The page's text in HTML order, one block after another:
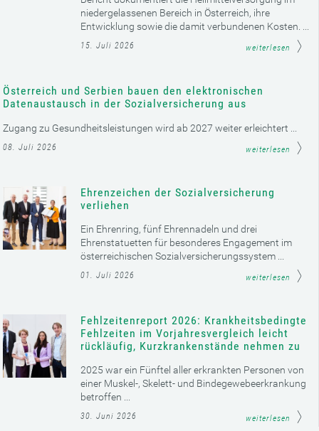
niedergelassenen Bereich in Österreich, ihre
Entwicklung sowie die damit verbundenen Kosten. ...
15. Juli 2026 weiterlesen
Österreich und Serbien bauen den elektronischen
Datenaustausch in der Sozialversicherung aus
Zugang zu Gesundheitsleistungen wird ab 2027 weiter erleichtert ...
08. Juli 2026 weiterlesen
Ehrenzeichen der Sozialversicherung
verliehen
Ein Ehrenring, fünf Ehrennadeln und drei
Ehrenstatuetten für besonderes Engagement im
österreichischen Sozialversicherungssystem ...
01. Juli 2026 weiterlesen
Fehlzeitenreport 2026: Krankheitsbedingte
Fehlzeiten im Vorjahresvergleich leicht
rückläufig, Kurzkrankenstände nehmen zu
2025 war ein Fünftel aller erkrankten Personen von
einer Muskel-, Skelett- und Bindegewebeerkrankung
betroffen ...
30. Juni 2026 weiterlesen